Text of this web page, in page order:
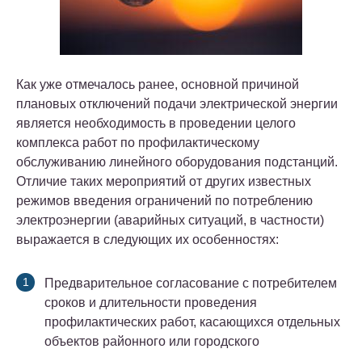
Как уже отмечалось ранее, основной причиной
плановых отключений подачи электрической энергии
является необходимость в проведении целого
комплекса работ по профилактическому
обслуживанию линейного оборудования подстанций.
Отличие таких мероприятий от других известных
режимов введения ограничений по потреблению
электроэнергии (аварийных ситуаций, в частности)
выражается в следующих их особенностях:
Предварительное согласование с потребителем
сроков и длительности проведения
профилактических работ, касающихся отдельных
объектов районного или городского